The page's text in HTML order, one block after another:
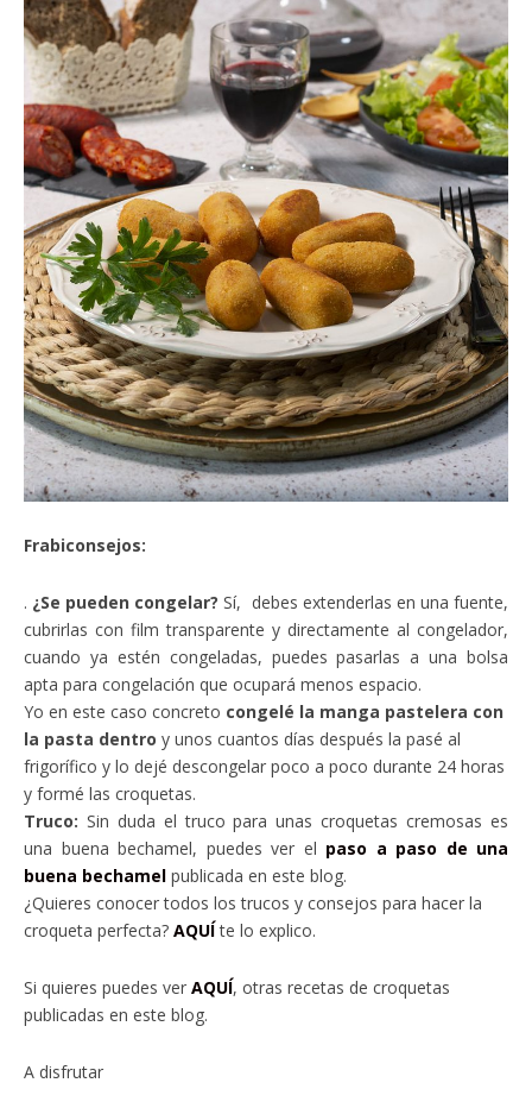
Frabiconsejos:
. ¿Se pueden congelar? Sí, debes extenderlas en una fuente,
cubrirlas con film transparente y directamente al congelador,
cuando ya estén congeladas, puedes pasarlas a una bolsa
apta para congelación que ocupará menos espacio.
Yo en este caso concreto congelé la manga pastelera con
la pasta dentro y unos cuantos días después la pasé al
frigorífico y lo dejé descongelar poco a poco durante 24 horas
y formé las croquetas.
Truco: Sin duda el truco para unas croquetas cremosas es
una buena bechamel, puedes ver el paso a paso de una
buena bechamel publicada en este blog.
¿Quieres conocer todos los trucos y consejos para hacer la
croqueta perfecta? AQUÍte lo explico.
Si quieres puedes ver AQUÍ, otras recetas de croquetas
publicadas en este blog.
A disfrutar